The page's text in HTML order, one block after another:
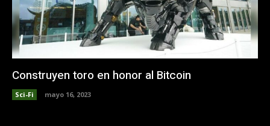
Construyen toro en honor al Bitcoin
Sci-Fi mayo 16, 2023